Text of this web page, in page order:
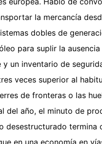
la mercancía
dobles de
para suplir la ausencia
un inventario de
veces superior al
de fronteras o las
del año, el minuto de
desestructurado termina
en una economía en